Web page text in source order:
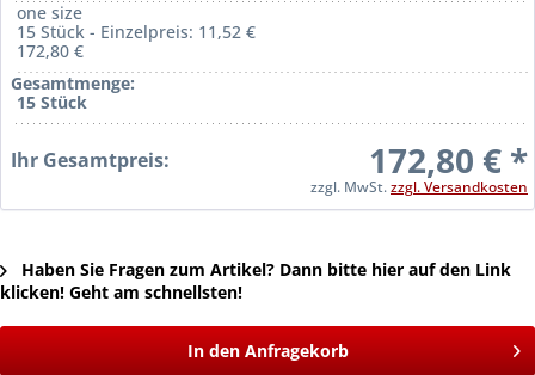
one size
15 Stück - Einzelpreis: 11,52 €
172,80 €
Gesamtmenge:
15 Stück
Ihr Gesamtpreis: 172,80 € *
zzgl. MwSt.zzgl. Versandkosten
Haben Sie Fragen zum Artikel? Dann bitte hier auf den Link
klicken! Geht am schnellsten!
In den Anfragekorb